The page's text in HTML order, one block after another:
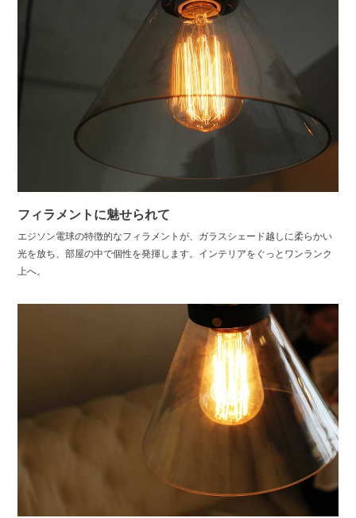
フィラメントに魅せられて
エジソン電球の特徴的なフィラメントが、ガラスシェード越しに柔らかい
光を放ち、部屋の中で個性を発揮します。インテリアをぐっとワンランク
上へ。